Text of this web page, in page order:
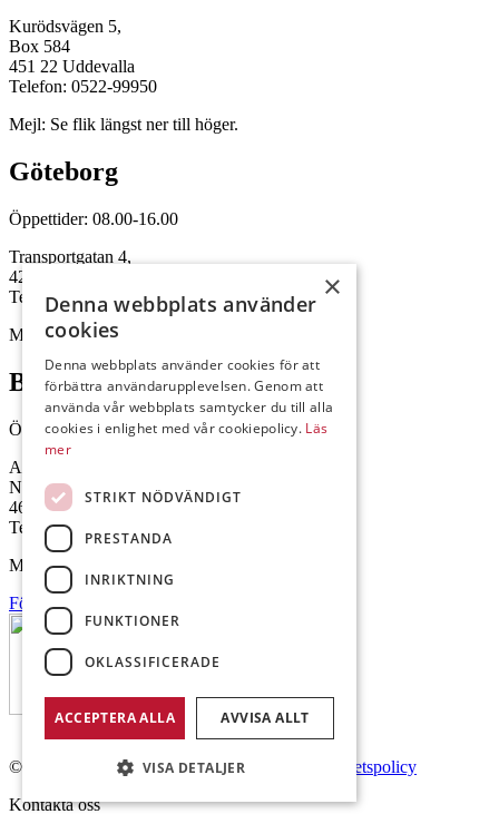
Kurödsvägen 5,
Box 584
451 22 Uddevalla
Telefon: 0522-99950
Mejl: Se flik längst ner till höger.
Göteborg
Öppettider: 08.00-16.00
Transportgatan 4,
422 46 Hisings Backa
Telefon: 0708-115352
Mejl: Se flik längst ner till höger.
Brålanda
Öppettider: 07:00-16:00
Andrésen Maskin i Brålanda AB
Nuntorp 301
464 64 Brålanda
Telefon: 0521-57 57 30
Mejl: Se flik längst ner till höger.
Följ oss på Facebook
© Copyright 2026 Andrésen Maskin AB.
Integritetspolicy
Kontakta oss
×
Denna webbplats använder
cookies
Denna webbplats använder cookies för att
förbättra användarupplevelsen. Genom att
använda vår webbplats samtycker du till alla
cookies i enlighet med vår cookiepolicy. Läs
mer
STRIKT NÖDVÄNDIGT
PRESTANDA
INRIKTNING
FUNKTIONER
OKLASSIFICERADE
ACCEPTERA ALLA AVVISA ALLT
VISA DETALJER